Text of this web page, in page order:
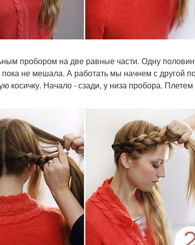
пробором на две равные части. Одну
не мешала. А работать мы начнем с другой
косичку. Начало - сзади, у низа пробора.